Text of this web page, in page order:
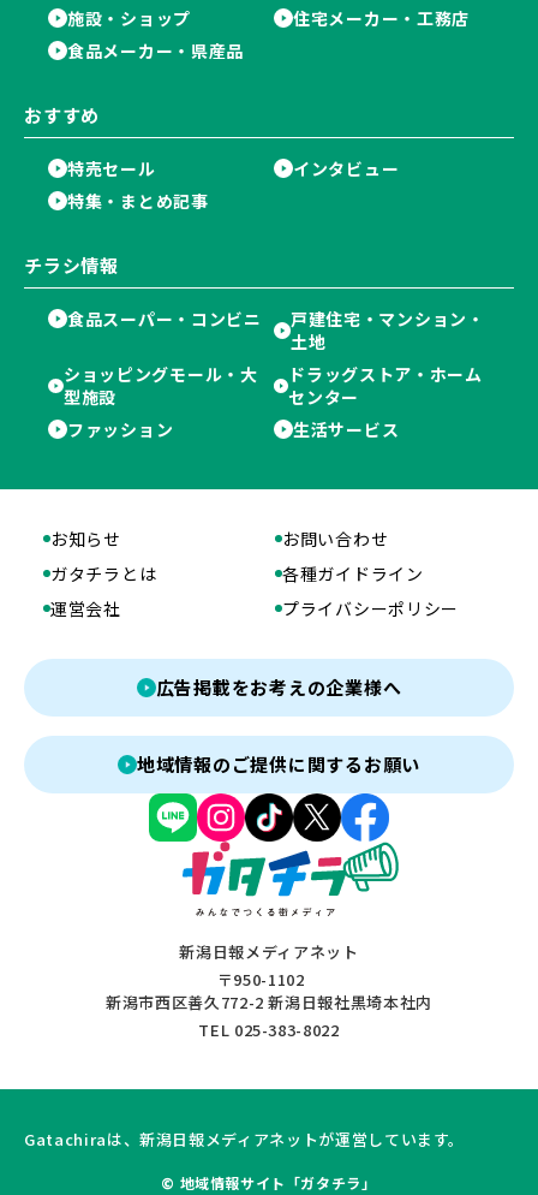
施設・ショップ
住宅メーカー・工務店
食品メーカー・県産品
おすすめ
特売セール
インタビュー
特集・まとめ記事
チラシ情報
食品スーパー・コンビニ
戸建住宅・マンション・
土地
ショッピングモール・大
型施設
ドラッグストア・ホーム
センター
ファッション
生活サービス
新潟日報メディアネット
〒950-1102
新潟市西区善久772-2 新潟日報社黒埼本社内
TEL 025-383-8022
お知らせ
お問い合わせ
ガタチラとは
各種ガイドライン
運営会社
プライバシーポリシー
広告掲載をお考えの企業様へ
地域情報のご提供に関するお願い
Gatachiraは、新潟日報メディアネットが運営しています。
© 地域情報サイト「ガタチラ」